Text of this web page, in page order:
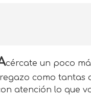
cércate un poco
como tantas
atención lo que